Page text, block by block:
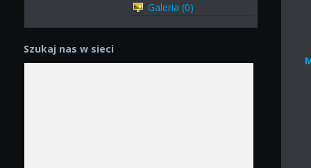
Galeria (0)
Szukaj nas w sieci